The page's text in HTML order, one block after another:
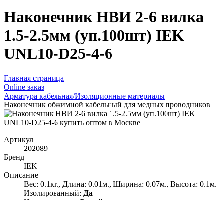
Наконечник НВИ 2-6 вилка
1.5-2.5мм (уп.100шт) IEK
UNL10-D25-4-6
Главная страница
Оnline заказ
Арматура кабельная/Изоляционные материалы
Наконечник обжимной кабельный для медных проводников
Артикул
202089
Бренд
IEK
Описание
Вес: 0.1кг., Длина: 0.01м., Ширина: 0.07м., Высота: 0.1м.
Изолированный: Да